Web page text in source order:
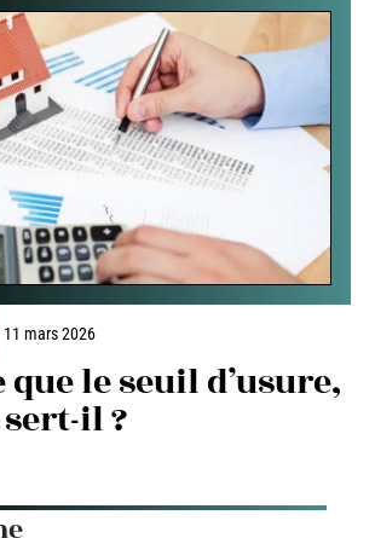
11 mars 2026
que le seuil d’usure,
il ?